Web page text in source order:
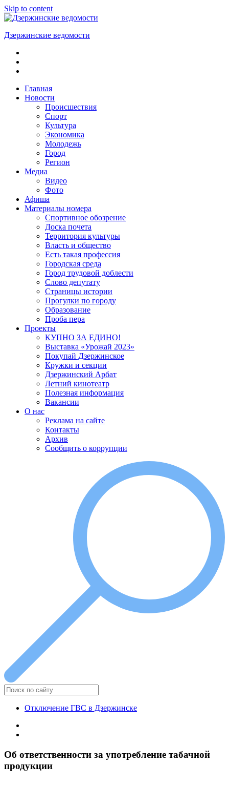
Skip to content
Дзержинские ведомости
ОБЩЕСТВЕННО-
ПОЛИТИЧЕСКАЯ
ГАЗЕТАГлавная
Новости
Происшествия
Спорт
Культура
Экономика
Молодежь
Город
Регион
Медиа
Видео
Фото
Афиша
Материалы номера
Спортивное обозрение
Доска почета
Территория культуры
Власть и общество
Есть такая профессия
Городская среда
Город трудовой доблести
Слово депутату
Страницы истории
Прогулки по городу
Образование
Проба пера
Проекты
КУПНО ЗА ЕДИНО!
Выставка «Урожай 2023»
Покупай Дзержинское
Кружки и секции
Дзержинский Арбат
Летний кинотеатр
Полезная информация
Вакансии
О нас
Реклама на сайте
Контакты
Архив
Сообщить о коррупции
Отключение ГВС в Дзержинске
Об ответственности за употребление табачной
продукции